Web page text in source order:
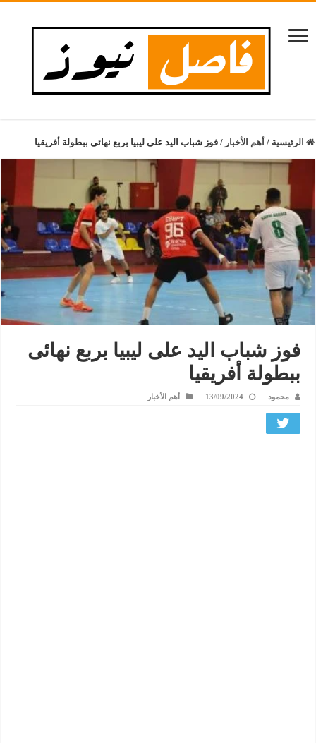
الرئيسية / أهم الأخبار / فوز شباب اليد على ليبيا بربع نهائى ببطولة أفريقيا
فوز شباب اليد على ليبيا بربع نهائى
ببطولة أفريقيا
محمود 13/09/2024 أهم الأخبار